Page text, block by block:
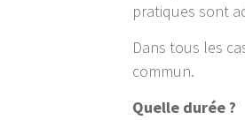
pratiques sont
Dans tous les
commun.
Quelle durée ?